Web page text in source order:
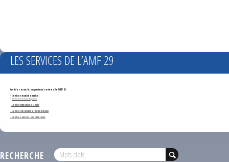
LES SERVICES DE L’AMF 29
Accédez en un clic aux principaux services de l'AMF 29 :
- Services marchés publics :
*Annonces de marchés publics
-Service formation des élus
- Service Orientation et documentation
- Services ouverts aux adhérents
RECHERCHE